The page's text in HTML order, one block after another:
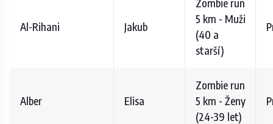
Al-Rihani Jakub
Zombie run
5 km - Muži
(40 a
starší)
Alber Elisa
Zombie run
5 km - Ženy
(24-39 let)